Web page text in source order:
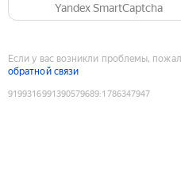
Yandex SmartCaptcha
Если у вас возникли проблемы,
обратной связи
9199316991390579689:1786347947